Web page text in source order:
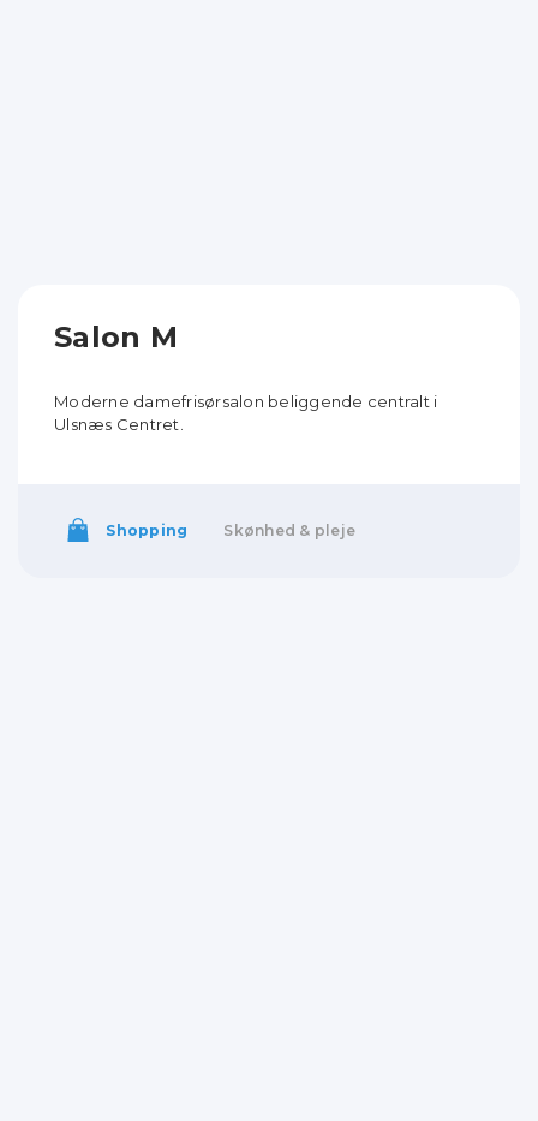
Salon M
Moderne damefrisørsalon beliggende centralt i
Ulsnæs Centret.
Shopping Skønhed & pleje